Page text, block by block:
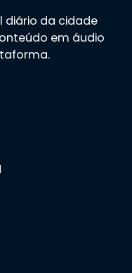
diário da cidade
em áudio